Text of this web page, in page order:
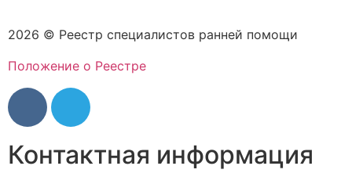
2026 © Реестр специалистов ранней помощи
Положение о Реестре
Контактная информация